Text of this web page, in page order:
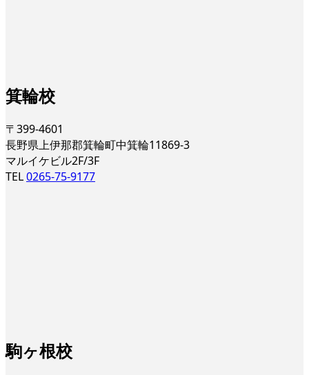
箕輪校
〒399-4601
長野県上伊那郡箕輪町中箕輪11869-3
マルイケビル2F/3F
TEL0265-75-9177
駒ヶ根校